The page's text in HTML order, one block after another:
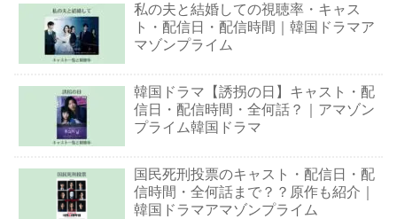
私の夫と結婚しての視聴率・キャス
ト・配信日・配信時間｜韓国ドラマア
マゾンプライム
韓国ドラマ【誘拐の日】キャスト・配
信日・配信時間・全何話？｜アマゾン
プライム韓国ドラマ
国民死刑投票のキャスト・配信日・配
信時間・全何話まで？？原作も紹介｜
韓国ドラマアマゾンプライム